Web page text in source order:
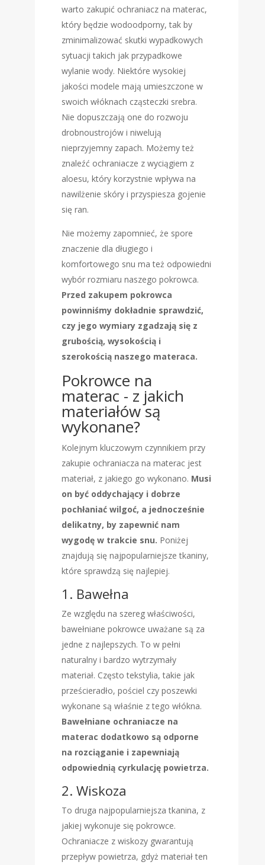
warto zakupić ochraniacz na materac,
który będzie wodoodporny, tak by
zminimalizować skutki wypadkowych
sytuacji takich jak przypadkowe
wylanie wody. Niektóre wysokiej
jakości modele mają umieszczone w
swoich włóknach cząsteczki srebra.
Nie dopuszczają one do rozwoju
drobnoustrojów i niwelują
nieprzyjemny zapach. Możemy też
znaleźć ochraniacze z wyciągiem z
aloesu, który korzystnie wpływa na
nawilżenie skóry i przyspiesza gojenie
się ran.
Nie możemy zapomnieć, że spore
znaczenie dla długiego i
komfortowego snu ma też odpowiedni
wybór rozmiaru naszego pokrowca.
Przed zakupem pokrowca
powinniśmy dokładnie sprawdzić,
czy jego wymiary zgadzają się z
grubością, wysokością i
szerokością naszego materaca.
Pokrowce na
materac - z jakich
materiałów są
wykonane?
Kolejnym kluczowym czynnikiem przy
zakupie ochraniacza na materac jest
materiał, z jakiego go wykonano. Musi
on być oddychający i dobrze
pochłaniać wilgoć, a jednocześnie
delikatny, by zapewnić nam
wygodę w trakcie snu. Poniżej
znajdują się najpopularniejsze tkaniny,
które sprawdzą się najlepiej.
1. Bawełna
Ze względu na szereg właściwości,
bawełniane pokrowce uważane są za
jedne z najlepszych. To w pełni
naturalny i bardzo wytrzymały
materiał. Często tekstylia, takie jak
prześcieradło, pościel czy poszewki
wykonane są właśnie z tego włókna.
Bawełniane ochraniacze na
materac dodatkowo są odporne
na rozciąganie i zapewniają
odpowiednią cyrkulację powietrza.
2. Wiskoza
To druga najpopularniejsza tkanina, z
jakiej wykonuje się pokrowce.
Ochraniacze z wiskozy gwarantują
przepływ powietrza, gdyż materiał ten